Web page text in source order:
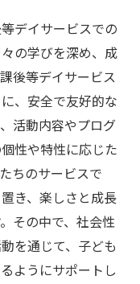
デイサービスでの
の学びを深め、成
後等デイサービス
、安全で友好的な
活動内容やプログ
性や特性に応じた
ちのサービスで
き、楽しさと成長
その中で、社会性
を通じて、子ども
ようにサポートし